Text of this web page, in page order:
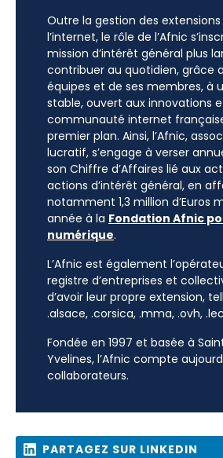
Outre la gestion des
l’internet, le rôle de l’Afnic
mission d’intérêt général plus
contribuer au quotidien, grâce
équipes et de ses membres, à
stable, ouvert aux innovations
communauté internet
premier plan. Ainsi, l’Afnic,
lucratif, s’engage à verser
son Chiffre d’Affaires lié aux
actions d’intérêt général, en
notamment 1,3 million d’Euros
année à la Fondation Afnic
numérique.
L’Afnic est également
registre d’entreprises et
d’avoir leur propre extension,
.alsace, .corsica, .mma, .ovh,
Fondée en 1997 et basée à
Yvelines, l’Afnic compte
collaborateurs.
PARTAGEZ SUR LINKEDIN